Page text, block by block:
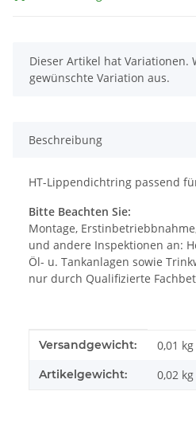
x
Dieser Artikel hat Variationen.
gewünschte Variation aus.
Beschreibung
HT-Lippendichtring passend
Bitte Beachten Sie:
Montage,
und andere Inspektionen an:
Öl- u. Tankanlagen sowie
nur durch Qualifizierte
Produkteigenschaft
Wert
Versandgewicht: 0,01 kg
Artikelgewicht: 0,02 kg